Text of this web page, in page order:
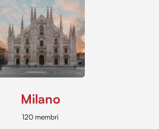
Milano
120 membri